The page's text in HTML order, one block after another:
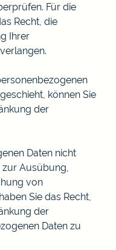
Für die
Recht, die
Ihrer
können Sie
der
Daten nicht
zur Ausübung,
von
Sie das Recht,
der
Daten zu